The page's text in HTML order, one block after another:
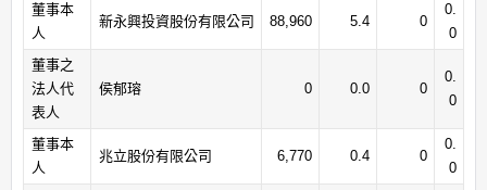
董事本
人
新永興投資股份有限公司 88,960 5.4 0
0.
0
董事之
法人代
表人
侯郁瑢 0 0.0 0
0.
0
董事本
人
兆立股份有限公司 6,770 0.4 0
0.
0